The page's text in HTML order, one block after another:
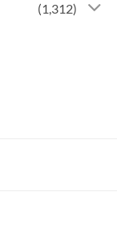
(1,312)